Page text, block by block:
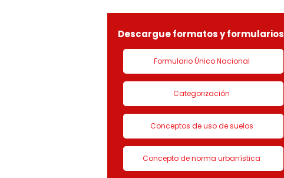
LICENCIA DE CON
Descargue formatos y formularios
Formulario Único Nacional
Categorización
Conceptos de uso de suelos
Concepto de norma urbanística